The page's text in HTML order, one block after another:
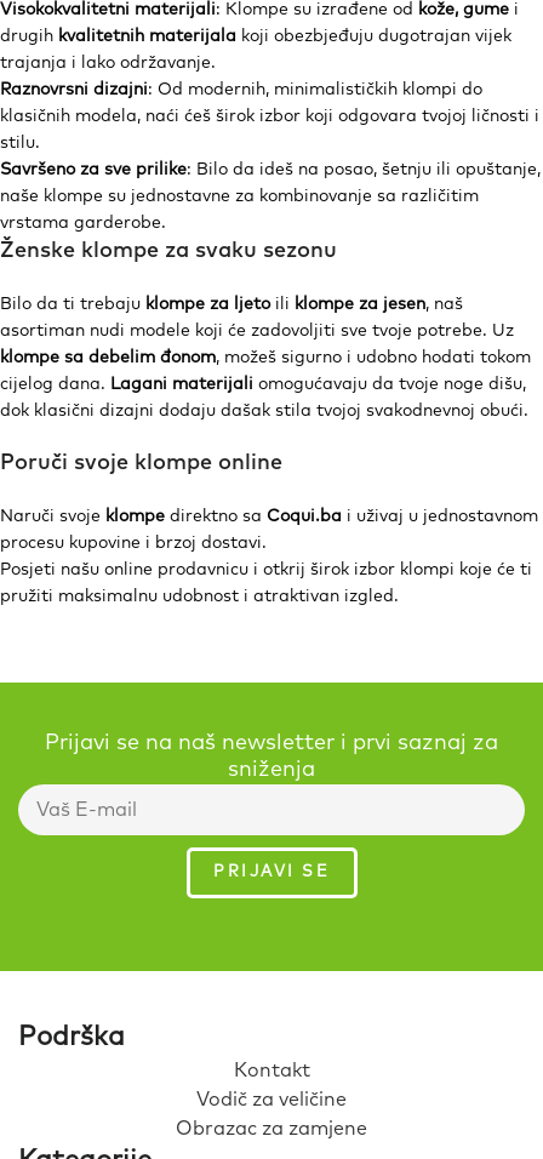
Visokokvalitetni materijali: Klompe su izrađene od kože, gume i
drugih kvalitetnih materijala koji obezbjeđuju dugotrajan vijek
trajanja i lako održavanje.
Raznovrsni dizajni: Od modernih, minimalističkih klompi do
klasičnih modela, naći ćeš širok izbor koji odgovara tvojoj ličnosti i
stilu.
Savršeno za sve prilike: Bilo da ideš na posao, šetnju ili opuštanje,
naše klompe su jednostavne za kombinovanje sa različitim
vrstama garderobe.
Ženske klompe za svaku sezonu
Bilo da ti trebaju klompe za ljetoili klompe za jesen, naš
asortiman nudi modele koji će zadovoljiti sve tvoje potrebe. Uz
klompe sa debelim đonom, možeš sigurno i udobno hodati tokom
cijelog dana. Lagani materijali omogućavaju da tvoje noge dišu,
dok klasični dizajni dodaju dašak stila tvojoj svakodnevnoj obući.
Poruči svoje klompe online
Naruči svoje klompe direktno sa Coqui.ba i uživaj u jednostavnom
procesu kupovine i brzoj dostavi.
Posjeti našu online prodavnicu i otkrij širok izbor klompi koje će ti
pružiti maksimalnu udobnost i atraktivan izgled.
Prijavi se na naš newsletter i prvi saznaj za
sniženja
Podrška
Kontakt
Vodič za veličine
Obrazac za zamjene